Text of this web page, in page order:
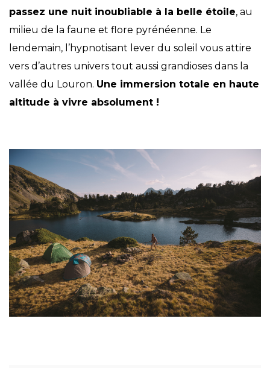
passez une nuit inoubliable à la belle étoile, au
milieu de la faune et flore pyrénéenne. Le
lendemain, l’hypnotisant lever du soleil vous attire
vers d’autres univers tout aussi grandioses dans la
vallée du Louron. Une immersion totale en haute
altitude à vivre absolument !